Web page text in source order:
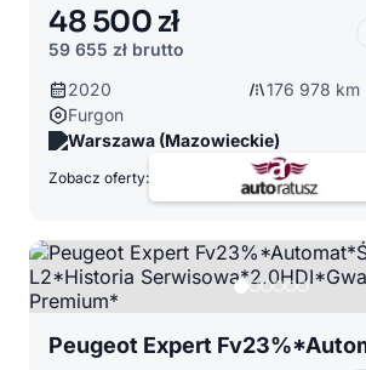
48 500 zł
59 655 zł brutto
2020
176 978 km
Furgon
Warszawa (Mazowieckie)
Zobacz oferty: